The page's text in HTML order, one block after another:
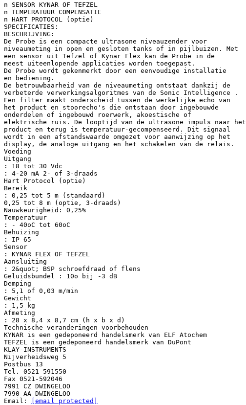
n SENSOR KYNAR OF TEFZEL
n TEMPERATUUR COMPENSATIE
n HART PROTOCOL (optie)
SPECIFICATIES:
BESCHRIJVING:
De Probe is een compacte ultrasone niveauzender voor
niveaumeting in open en gesloten tanks of in pijlbuizen. Met
een sensor uit Tefzel of Kynar Flex kan de Probe in de
meest uiteenlopende applicaties worden toegepast.
De Probe wordt gekenmerkt door een eenvoudige installatie
en bediening.
De betrouwbaarheid van de niveaumeting ontstaat dankzij de
verbeterde verwerkingsalgoritmes van de Sonic Intelligence .
Een filter maakt onderscheid tussen de werkelijke echo van
het product en stoorecho's die ontstaan door ingebouwde
onderdelen of ingebouwd roerwerk, akoestische of
elektrische ruis. De looptijd van de ultrasone impuls naar het
product en terug is temperatuur-gecompenseerd. Dit signaal
wordt in een afstandswaarde omgezet voor aanwijzing op het
display, de analoge uitgang en het schakelen van de relais.
Voeding
Uitgang
: 18 tot 30 Vdc
: 4-20 mA 2- of 3-draads
Hart Protocol (optie)
Bereik
: 0,25 tot 5 m (standaard)
0,25 tot 8 m (optie, 3-draads)
Nauwkeurigheid: 0,25%
Temperatuur
: - 40oC tot 60oC
Behuizing
: IP 65
Sensor
: KYNAR FLEX OF TEFZEL
Aansluiting
: 2&quot; BSP schroefdraad of flens
Geluidsbundel : 10o bij -3 dB
Demping
: 5,1 of 0,03 m/min
Gewicht
: 1,5 kg
Afmeting
: 28 x 8,4 x 8,7 cm (h x b x d)
Technische veranderingen voorbehouden
KYNAR is een gedeponeerd handelsmerk van ELF Atochem
TEFZEL is een gedeponeerd handelsmerk van DuPont
KLAY-INSTRUMENTS
Nijverheidsweg 5
Postbus 13
Tel. 0521-591550
Fax 0521-592046
7991 CZ DWINGELOO
7990 AA DWINGELOO
Email:
[email protected]